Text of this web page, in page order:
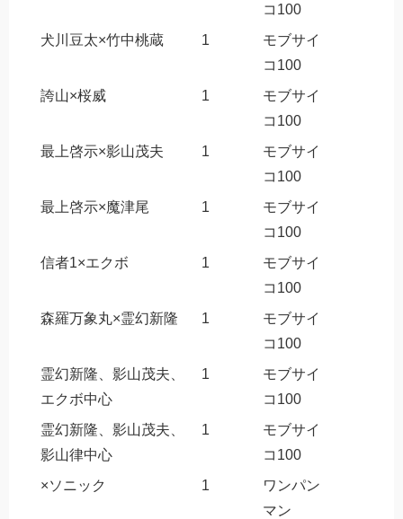
コ100
犬川豆太×竹中桃蔵
1
モブサイ
コ100
誇山×桜威
1
モブサイ
コ100
最上啓示×影山茂夫
1
モブサイ
コ100
最上啓示×魔津尾
1
モブサイ
コ100
信者1×エクボ
1
モブサイ
コ100
森羅万象丸×霊幻新隆
1
モブサイ
コ100
霊幻新隆、影山茂夫、
エクボ中心
1
モブサイ
コ100
霊幻新隆、影山茂夫、
影山律中心
1
モブサイ
コ100
×ソニック
1
ワンパン
マン